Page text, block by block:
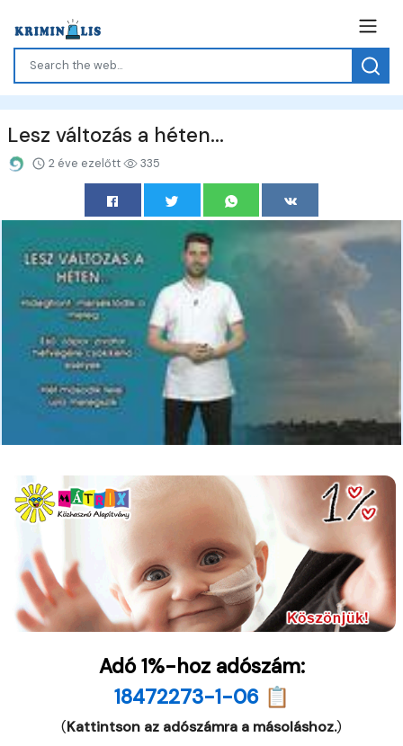
Lesz változás a héten...
2 éve ezelőtt 335
Adó 1%-hoz adószám:
18472273-1-06 📋
(Kattintson az adószámra a másoláshoz.)